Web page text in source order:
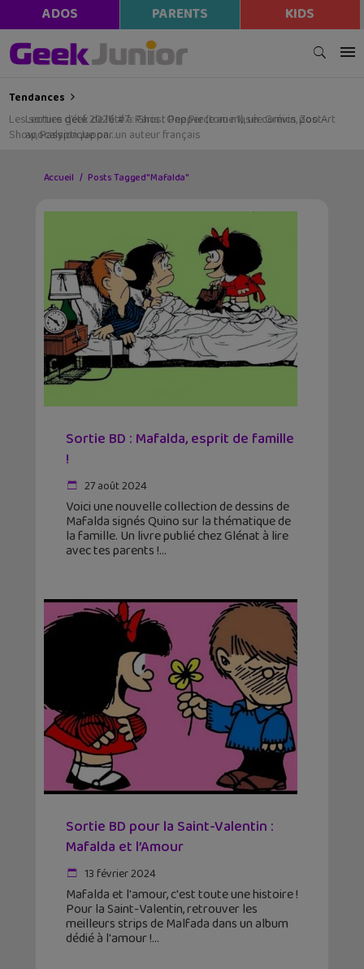
ADOS PARENTS KIDS
Tendances
Les sorties geek de l’été à Paris : One Piece au musée Grévin, Zoo Art
Show, Passion Japon…
Accueil Posts Tagged "Mafalda"
Sortie BD : Mafalda, esprit de famille
!
27 août 2024
Voici une nouvelle collection de dessins de
Mafalda signés Quino sur la thématique de
la famille. Un livre publié chez Glénat à lire
avec tes parents !
Sortie BD pour la Saint-Valentin :
Mafalda et l’Amour
13 février 2024
Mafalda et l'amour, c'est toute une histoire !
Pour la Saint-Valentin, retrouver les
meilleurs strips de Malfada dans un album
dédié à l'amour !